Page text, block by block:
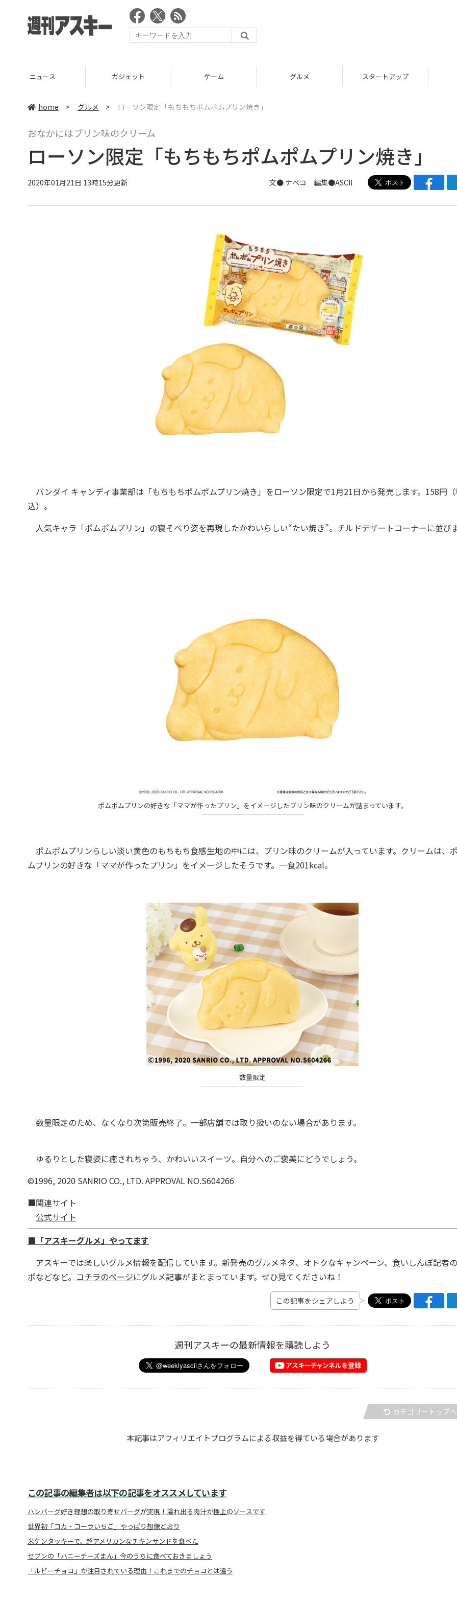
ニュース ガジェット ゲーム グルメ スタートアップ
home > グルメ > ローソン限定「もちもちポムポムプリン焼き」
おなかにはプリン味のクリーム
ローソン限定「もちもちポムポムプリン焼き」
2020年01月21日 13時15分更新 文● ナベコ 編集●ASCII
バンダイ キャンディ事業部は「もちもちポムポムプリン焼き」をローソン限定で1月21日から発売します。158円
込）。
人気キャラ「ポムポムプリン」の寝そべり姿を再現したかわいらしい“たい焼き”。チルドデザートコーナーに並び
ポムポムプリンの好きな「ママが作ったプリン」をイメージしたプリン味のクリームが詰まっています。
ポムポムプリンらしい淡い黄色のもちもち食感生地の中には、プリン味のクリームが入っています。クリームは、
ムプリンの好きな「ママが作ったプリン」をイメージしたそうです。一食201kcal。
数量限定
数量限定のため、なくなり次第販売終了。一部店舗では取り扱いのない場合があります。
ゆるりとした寝姿に癒されちゃう、かわいいスイーツ。自分へのご褒美にどうでしょう。
©1996, 2020 SANRIO CO., LTD. APPROVAL NO.S604266
■関連サイト
公式サイト
■「アスキーグルメ」やってます
アスキーでは楽しいグルメ情報を配信しています。新発売のグルメネタ、オトクなキャンペーン、食いしんぼ記者
ポなどなど。 コチラのページにグルメ記事がまとまっています。ぜひ見てくださいね！
この記事をシェアしよう
週刊アスキーの最新情報を購読しよう
カテゴリートップへ
本記事はアフィリエイトプログラムによる収益を得ている場合があります
この記事の編集者は以下の記事をオススメしています
ハンバーグ好き理想の取り寄せバーグが実現！溢れ出る肉汁が極上のソースです
世界初「コカ・コーラいちご」やっぱり想像どおり
米ケンタッキーで、超アメリカンなチキンサンドを食べた
セブンの「ハニーチーズまん」今のうちに食べておきましょう
「ルビーチョコ」が注目されている理由！これまでのチョコとは違う